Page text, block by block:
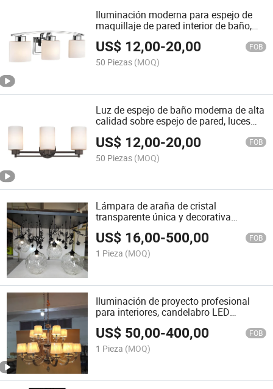
Iluminación moderna para espejo de
maquillaje de pared interior de baño,
luz de montaje en superficie de hierro y
aluminio
US$ 12,00-20,00 FOB
50 Piezas (MOQ)
Luz de espejo de baño moderna de alta
calidad sobre espejo de pared, luces
modernas
US$ 12,00-20,00 FOB
50 Piezas (MOQ)
Lámpara de araña de cristal
transparente única y decorativa
personalizada, luz de lujo, lámpara
colgante moderna, iluminación interior
US$ 16,00-500,00 FOB
1 Pieza (MOQ)
Iluminación de proyecto profesional
para interiores, candelabro LED
colgante personalizado para vestíbulo
de hotel, luces modernas, candelabro
pequeño
US$ 50,00-400,00 FOB
1 Pieza (MOQ)